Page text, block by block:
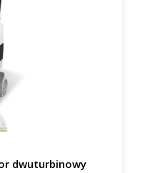
dwuturbinowy